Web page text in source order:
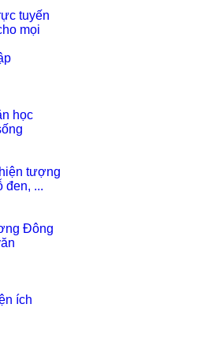
tuyến
mọi
học
tượng
đen, ...
Đông
ích